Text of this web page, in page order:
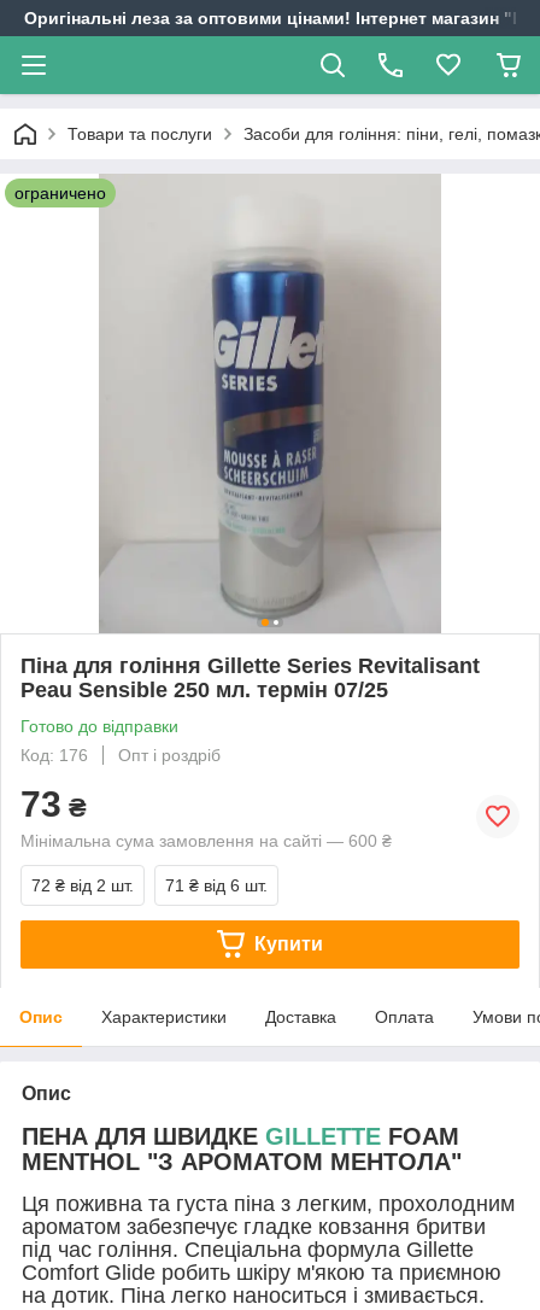
Оригінальні леза за оптовими цінами! Інтернет магазин
Товари та послуги Засоби для гоління: піни, гелі,
ограничено
Піна для гоління Gillette Series Revitalisant
Peau Sensible 250 мл. термін 07/25
Готово до відправки
Код: 176
Опт і роздріб
73 ₴
Мінімальна сума замовлення на сайті — 600 ₴
72 ₴ від 2 шт. 71 ₴ від 6 шт.
Купити
Опис Характеристики Доставка Оплата Умови
Опис
ПЕНА ДЛЯ ШВИДКЕ GILLETTE FOAM
MENTHOL "З АРОМАТОМ МЕНТОЛА"
Ця поживна та густа піна з легким, прохолодним
ароматом забезпечує гладке ковзання бритви
під час гоління. Спеціальна формула Gillette
Comfort Glide робить шкіру м'якою та приємною
на дотик. Піна легко наноситься і змивається.